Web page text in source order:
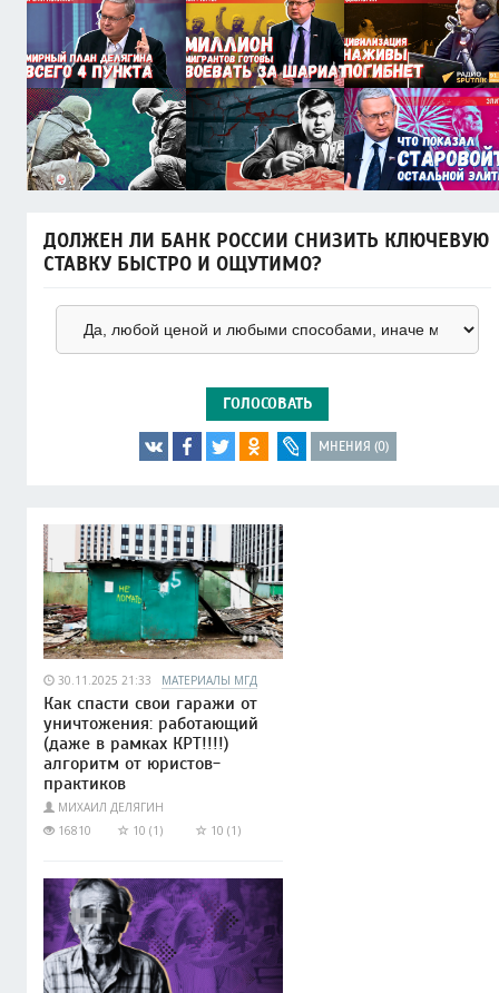
ДОЛЖЕН ЛИ БАНК РОССИИ СНИЗИТЬ КЛЮЧЕВУЮ
СТАВКУ БЫСТРО И ОЩУТИМО?
ГОЛОСОВАТЬ
МНЕНИЯ (0)
30.11.2025 21:33 МАТЕРИАЛЫ МГД
Как спасти свои гаражи от
уничтожения: работающий
(даже в рамках КРТ!!!!)
алгоритм от юристов-
практиков
МИХАИЛ ДЕЛЯГИН
16810
10 (1) 10 (1)